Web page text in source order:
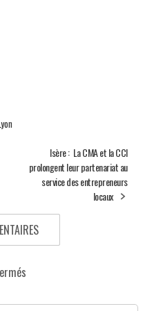
Isère : La CMA et la CCI
prolongent leur partenariat au
service des entrepreneurs
locaux